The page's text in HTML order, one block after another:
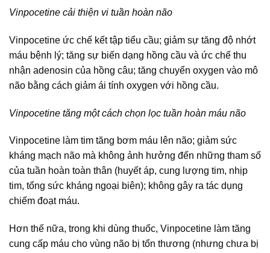
Vinpocetine cải thiện vi tuần hoàn não
Vinpocetine ức chế kết tập tiểu cầu; giảm sự tăng độ nhớt
máu bệnh lý; tăng sự biến dạng hồng cầu và ức chế thu
nhận adenosin của hồng câu; tăng chuyển oxygen vào mô
não bằng cách giảm ái tính oxygen với hồng cầu.
Vinpocetine tăng một cách chọn lọc tuần hoàn máu não
Vinpocetine làm tim tăng bơm máu lên não; giảm sức
kháng mạch não mà không ảnh hưởng đến những tham số
của tuần hoàn toàn thân (huyết áp, cung lượng tim, nhịp
tim, tổng sức kháng ngoại biên); không gây ra tác dụng
chiếm đoạt máu.
Hơn thế nữa, trong khi dùng thuốc, Vinpocetine làm tăng
cung cấp máu cho vùng não bị tổn thương (nhưng chưa bị